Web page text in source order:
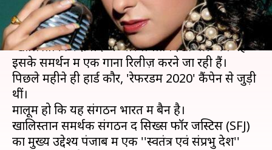
क्या है खबर?
रैपर तरण कौर ढिल्लों आका हार्ड कौर जो हाल ही में
'खालिस्तान जिंदाबाद' के नारे लगाते दिखीं थीं। अब वह
इसके समर्थन में एक गाना रिलीज़ करने जा रही हैं।
पिछले महीने ही हार्ड कौर, 'रेफरेंडम 2020' कैंपेन से जुड़ी
थीं।
मालूम हो कि यह संगठन भारत में बैन है।
खालिस्तान समर्थक संगठन द सिख्स फॉर जस्टिस (SFJ)
का मुख्य उद्देश्य पंजाब में एक ''स्वतंत्र एवं संप्रभु देश''